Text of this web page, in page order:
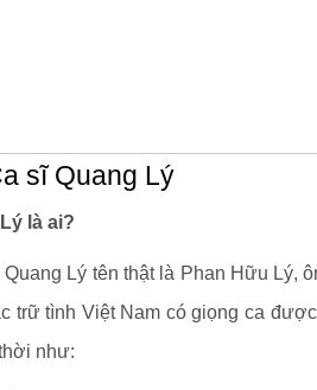
sĩ Quang Lý
là ai?
Quang Lý tên thật là Phan Hữu Lý,
trữ tình Việt Nam có giọng ca
như: